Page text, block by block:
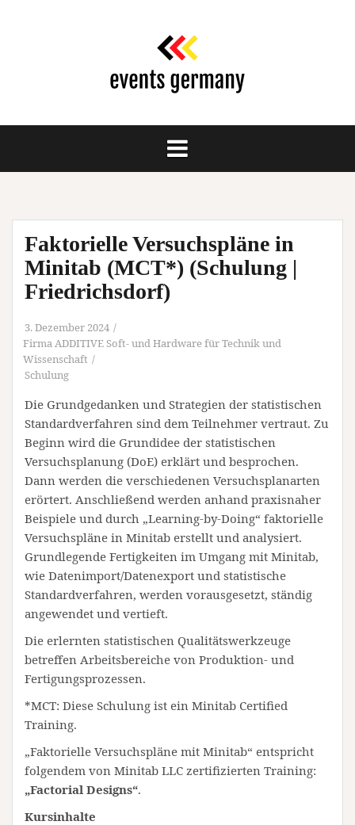
Faktorielle Versuchspläne in
Minitab (MCT*) (Schulung |
Friedrichsdorf)
3. Dezember 2024
Firma ADDITIVE Soft- und Hardware für Technik und
Wissenschaft
Schulung
Die Grundgedanken und Strategien der statistischen
Standardverfahren sind dem Teilnehmer vertraut. Zu
Beginn wird die Grundidee der statistischen
Versuchsplanung (DoE) erklärt und besprochen.
Dann werden die verschiedenen Versuchsplanarten
erörtert. Anschließend werden anhand praxisnaher
Beispiele und durch „Learning-by-Doing“ faktorielle
Versuchspläne in Minitab erstellt und analysiert.
Grundlegende Fertigkeiten im Umgang mit Minitab,
wie Datenimport/Datenexport und statistische
Standardverfahren, werden vorausgesetzt, ständig
angewendet und vertieft.
Die erlernten statistischen Qualitätswerkzeuge
betreffen Arbeitsbereiche von Produktion- und
Fertigungsprozessen.
*MCT: Diese Schulung ist ein Minitab Certified
Training.
„Faktorielle Versuchspläne mit Minitab“ entspricht
folgendem von Minitab LLC zertifizierten Training:
„Factorial Designs“.
Kursinhalte